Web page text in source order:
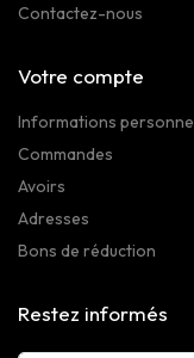
Contactez-nous
Votre compte
Informations
Commandes
Avoirs
Adresses
Bons de réduction
Restez informés